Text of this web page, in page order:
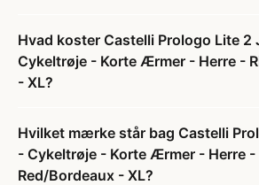
Hvad koster Castelli Prologo Lite 2
Cykeltrøje - Korte Ærmer - Herre -
- XL?
Hvilket mærke står bag Castelli
- Cykeltrøje - Korte Ærmer - Herre -
Red/Bordeaux - XL?